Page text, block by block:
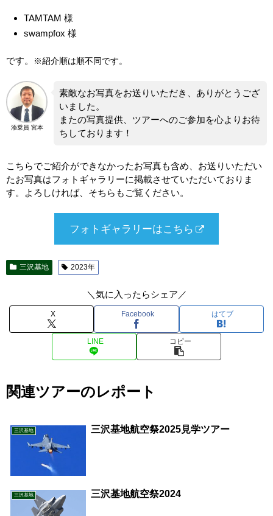
TAMTAM 様
swampfox 様
です。 ※紹介順は順不同です。
添乗員 宮本
素敵なお写真をお送りいただき、ありがとうござ
いました。
またの写真提供、ツアーへのご参加を心よりお待
ちしております！
こちらでご紹介ができなかったお写真も含め、お送りいただい
たお写真はフォトギャラリーに掲載させていただいておりま
す。よろしければ、そちらもご覧ください。
フォトギャラリーはこちら
三沢基地 2023年
＼気に入ったらシェア／
X Facebook はてブ
LINE コピー
関連ツアーのレポート
三沢基地 三沢基地航空祭2025見学ツアー
三沢基地 三沢基地航空祭2024